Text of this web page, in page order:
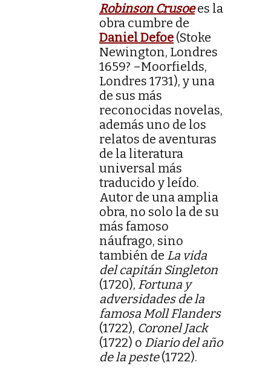
Robinson Crusoees la
obra cumbre de
Daniel Defoe (Stoke
Newington, Londres
1659? –Moorfields,
Londres 1731), y una
de sus más
reconocidas novelas,
además uno de los
relatos de aventuras
de la literatura
universal más
traducido y leído.
Autor de una amplia
obra, no solo la de su
más famoso
náufrago, sino
también de La vida
del capitán Singleton
(1720), Fortuna y
adversidades de la
famosa Moll Flanders
(1722), Coronel Jack
(1722) o Diario del año
de la peste(1722).